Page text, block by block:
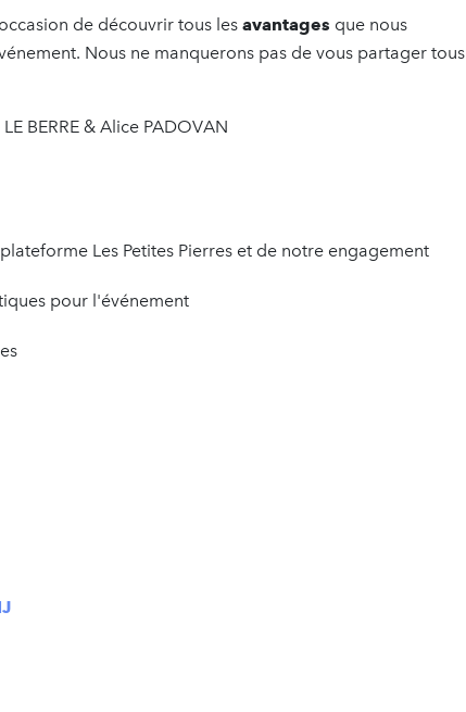
de découvrir tous les avantages que nous
Nous ne manquerons pas de vous partager tous
BERRE & Alice PADOVAN
Les Petites Pierres et de notre engagement
pour l'événement